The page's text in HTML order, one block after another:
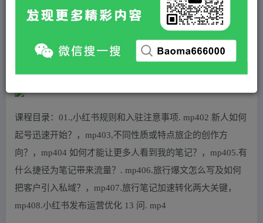
黄金会员 免费 超级会员(永久VIP) 免费
站长QQ：1970819299
课程目录：01.,小红书规则和入驻注意事项. mp402 新人如何
起号迅速开始？，mp403,不同性质或特点旅企的创作方
向？，mp404 如何才能让更多人看到我的笔记？，mp405.有
什么捷径为笔记带来流量？. mp406.旅行爆文怎么写及如何
把客户引入私域？，mp407.旅行笔记加速转化两大关键，
mp408.小红书发布运营优化 13 问. mp4